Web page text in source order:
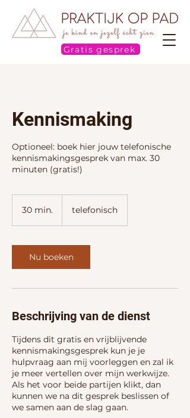
Gratis gesprek
Kennismaking
Optioneel: boek hier jouw telefonische
kennismakingsgesprek van max. 30
minuten (gratis!)
30 min.
i
n
.
telefonisch
Nu boeken
Beschrijving van de dienst
Tijdens dit gratis en vrijblijvende
kennismakingsgesprek kun je je
hulpvraag aan mij voorleggen en zal ik
je meer vertellen over mijn werkwijze.
Als het voor beide partijen klikt, dan
kunnen we na dit gesprek beslissen of
we samen aan de slag gaan.